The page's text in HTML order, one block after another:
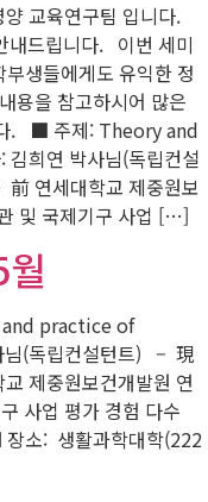
교육연구팀 입니다.
내드립니다. 이번 세미
생들에게도 유익한 정
용을 참고하시어 많은
다. ■ 주제: Theory and
연 박사님(독립컨설
연세대학교 제중원보
및 국제기구 사업 […]
practice of
(독립컨설턴트) – 現
제중원보건개발원 연
사업 평가 경험 다수
소: 생활과학대학(222